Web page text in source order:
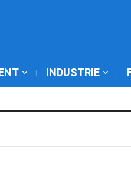
INDUSTRIE